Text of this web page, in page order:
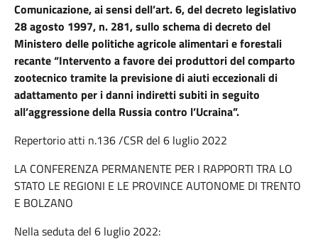
Comunicazione, ai sensi dell’art. 6, del decreto legislativo
28 agosto 1997, n. 281, sullo schema di decreto del
Ministero delle politiche agricole alimentari e forestali
recante “Intervento a favore dei produttori del comparto
zootecnico tramite la previsione di aiuti eccezionali di
adattamento per i danni indiretti subiti in seguito
all’aggressione della Russia contro l’Ucraina”.
Repertorio atti n.136 /CSR del 6 luglio 2022
LA CONFERENZA PERMANENTE PER I RAPPORTI TRA LO
STATO LE REGIONI E LE PROVINCE AUTONOME DI TRENTO
E BOLZANO
Nella seduta del 6 luglio 2022: